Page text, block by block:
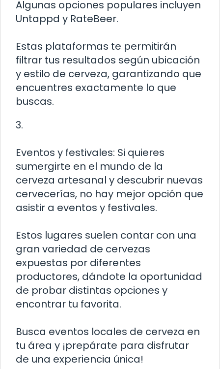
Algunas opciones populares incluyen
Untappd y RateBeer.
Estas plataformas te permitirán
filtrar tus resultados según ubicación
y estilo de cerveza, garantizando que
encuentres exactamente lo que
buscas.
3.
Eventos y festivales: Si quieres
sumergirte en el mundo de la
cerveza artesanal y descubrir nuevas
cervecerías, no hay mejor opción que
asistir a eventos y festivales.
Estos lugares suelen contar con una
gran variedad de cervezas
expuestas por diferentes
productores, dándote la oportunidad
de probar distintas opciones y
encontrar tu favorita.
Busca eventos locales de cerveza en
tu área y ¡prepárate para disfrutar
de una experiencia única!